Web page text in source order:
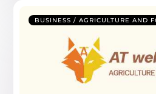
BUSINESS / AGRICULTURE AND